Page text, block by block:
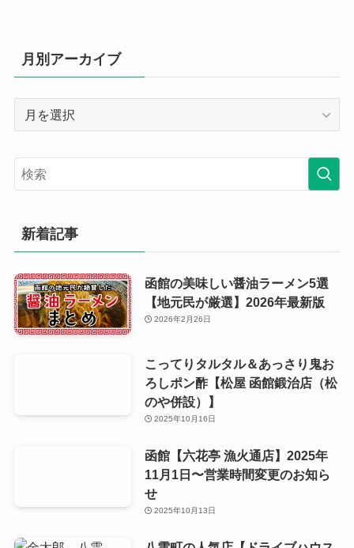
月別アーカイブ
ー
カ
ブ
新着記事
函館の美味しい醤油ラーメン5選
【地元民が厳選】2026年最新版
2026年2月26日
こってりタルタル＆あっさり鬼お
ろしポン酢【松屋 函館鍛治店（松
のや併設）】
2025年10月16日
函館【六花亭 漁火通店】2025年
11月1日〜営業時間変更のお知ら
せ
2025年10月13日